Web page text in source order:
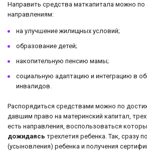
Направить средства маткапитала можно
направлениям:
на улучшение жилищных условий;
образование детей;
накопительную пенсию мамы;
социальную адаптацию и интеграцию в
инвалидов.
Распорядиться средствами можно по
давшим право на материнский капитал,
есть направления, воспользоваться
дожидаясь трехлетия ребенка. Так, сразу
(усыновления) ребенка и получения